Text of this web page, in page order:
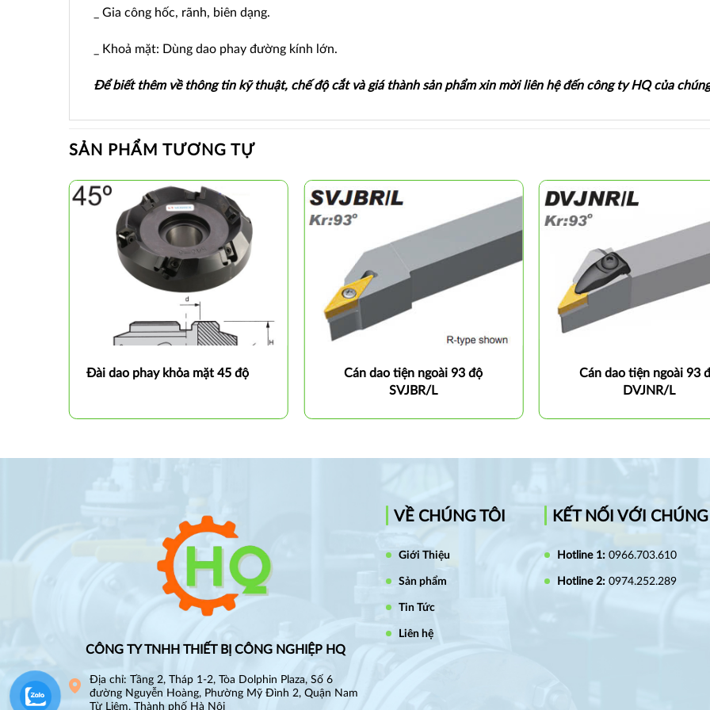
_ Gia công hốc, rãnh, biên dạng.
_ Khoả mặt: Dùng dao phay đường kính lớn.
Để biết thêm về thông tin kỹ thuật, chế độ cắt và giá thành sản phẩm xin mời liên hệ đến công ty HQ của
SẢN PHẨM TƯƠNG TỰ
Đài dao phay khỏa mặt 45 độ
Cán dao tiện ngoài 93 độ
SVJBR/L
Cán dao tiện ngoài 93
DVJNR/L
CÔNG TY TNHH THIẾT BỊ CÔNG NGHIỆP HQ
Địa chỉ: Tầng 2, Tháp 1-2, Tòa Dolphin Plaza, Số 6
đường Nguyễn Hoàng, Phường Mỹ Đình 2, Quận Nam
Từ Liêm, Thành phố Hà Nội
VỀ CHÚNG TÔI
Giới Thiệu
Sản phẩm
Tin Tức
Liên hệ
KẾT NỐI VỚI
Hotline 1: 0966.703.610
Hotline 2: 0974.252.289